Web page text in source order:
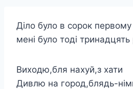
Діло було в сорок первому
мені було тоді тринадцять
Виходю,бля нахуй,з хати
Дивлю на город,блядь-